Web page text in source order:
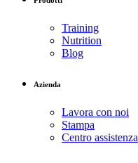
Training
Nutrition
Blog
Azienda
Lavora con noi
Stampa
Centro assistenza